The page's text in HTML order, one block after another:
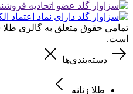
تمامی حقوق متعلق به گالری
است.
دسته‌بندی‌ها
طلا زنانه